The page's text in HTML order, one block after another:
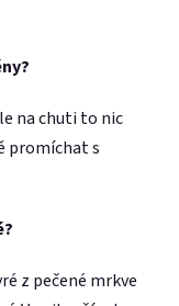
na chuti to nic
promíchat s
z pečené mrkve